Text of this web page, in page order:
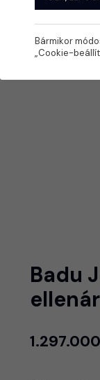
Badu
Bármikor
„Cookie-